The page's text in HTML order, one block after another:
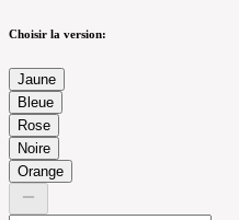
Choisir la version:
Jaune
Bleue
Rose
Noire
Orange